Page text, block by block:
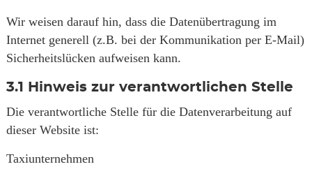
Wir weisen darauf hin, dass die Datenübertragung im
Internet generell (z.B. bei der Kommunikation per E-Mail)
Sicherheitslücken aufweisen kann.
3.1
Hinweis zur verantwortlichen Stelle
Die verantwortliche Stelle für die Datenverarbeitung auf
dieser Website ist:
Taxiunternehmen